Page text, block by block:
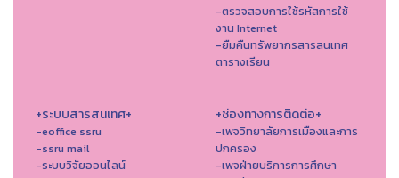
-ตรวจสอบการใช้รหัสการใช้
งาน Internet
-ยืมคืนทรัพยากรสารสนเทศ
ตารางเรียน
+ระบบสารสนเทศ+
-eoffice ssru
-ssru mail
-ระบบวิจัยออนไลน์
+ช่องทางการติดต่อ+
-เพจวิทยาลัยการเมืองและการ
ปกครอง
-เพจฝ่ายบริการการศึกษา